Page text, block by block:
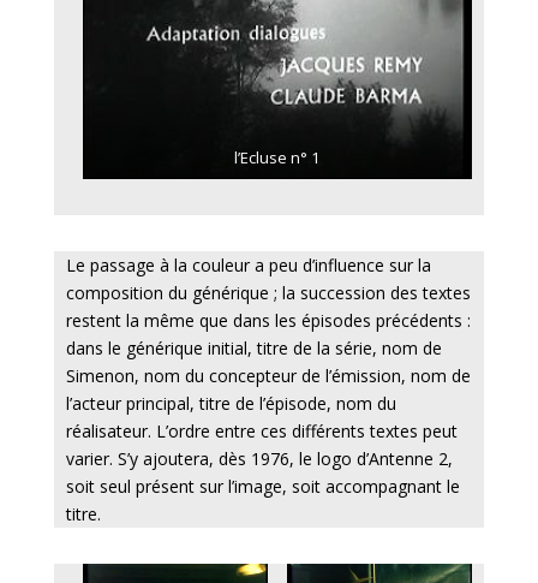
l’Ecluse n° 1
Le passage à la couleur a peu d’influence sur la
composition du générique ; la succession des textes
restent la même que dans les épisodes précédents :
dans le générique initial, titre de la série, nom de
Simenon, nom du concepteur de l’émission, nom de
l’acteur principal, titre de l’épisode, nom du
réalisateur. L’ordre entre ces différents textes peut
varier. S’y ajoutera, dès 1976, le logo d’Antenne 2,
soit seul présent sur l’image, soit accompagnant le
titre.